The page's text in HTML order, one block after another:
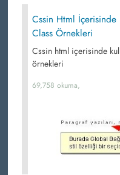
Cssin Html İçerisinde
Class Örnekleri
Cssin html içerisinde
örnekleri
69,758 okuma,